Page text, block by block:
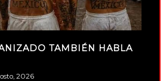
TAMBIÉN HABLA
2026